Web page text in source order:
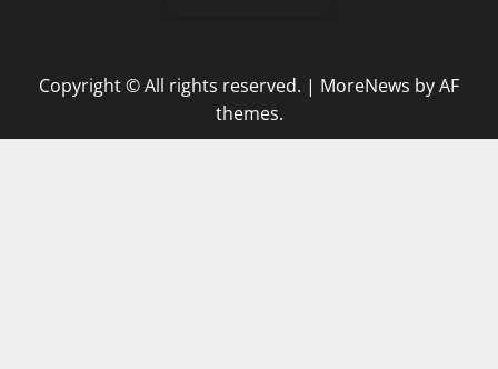
Copyright © All rights reserved. | MoreNews by AF
themes.